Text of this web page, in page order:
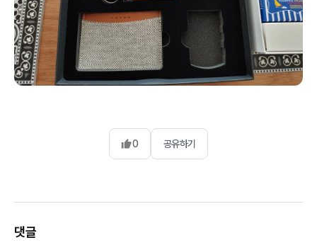
0 공유하기
댓글